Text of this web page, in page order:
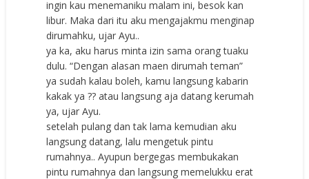
ingin kau menemaniku malam ini, besok kan
libur. Maka dari itu aku mengajakmu menginap
dirumahku, ujar Ayu..
ya ka, aku harus minta izin sama orang tuaku
dulu. “Dengan alasan maen dirumah teman”
ya sudah kalau boleh, kamu langsung kabarin
kakak ya ?? atau langsung aja datang kerumah
ya, ujar Ayu.
setelah pulang dan tak lama kemudian aku
langsung datang, lalu mengetuk pintu
rumahnya.. Ayupun bergegas membukakan
pintu rumahnya dan langsung memelukku erat